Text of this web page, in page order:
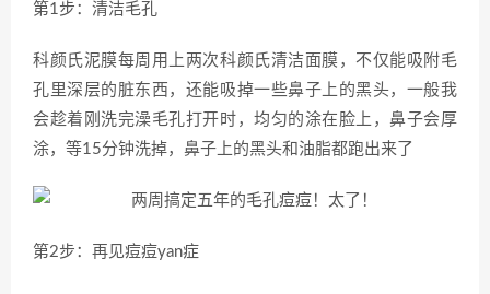
第1步：清洁毛孔
科颜氏泥膜每周用上两次科颜氏清洁面膜，不仅能吸附毛
孔里深层的脏东西，还能吸掉一些鼻子上的黑头，一般我
会趁着刚洗完澡毛孔打开时，均匀的涂在脸上，鼻子会厚
涂，等15分钟洗掉，鼻子上的黑头和油脂都跑出来了
第2步：再见痘痘yan症